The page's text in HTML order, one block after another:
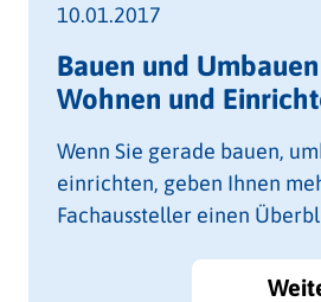
10.01.2017
Bauen und
Wohnen und
Wenn Sie gerade bauen,
einrichten, geben Ihnen
Fachaussteller einen
Technologien für Ihr Haus.